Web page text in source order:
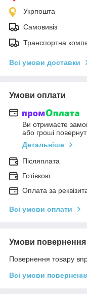
Укрпошта
Самовивіз
Транспортна
Всі умови доставки
Умови оплати
Ви отримаєте
або гроші
Детальніше
Післяплата
Готівкою
Оплата за
Всі умови оплати
Умови повернення
Повернення товару
Всі умови